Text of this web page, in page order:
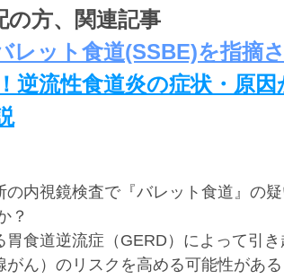
の方、関連記事
レット食道(SSBE)を指摘さ
逆流性食道炎の症状・原
の内視鏡検査で『バレット食道』の
？
食道逆流症（GERD）によって引
ん）のリスクを高める可能性がある